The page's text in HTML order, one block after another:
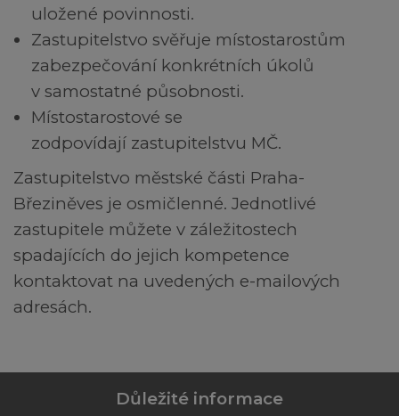
uložené povinnosti.
Zastupitelstvo svěřuje místostarostům
zabezpečování konkrétních úkolů
v samostatné působnosti.
Místostarostové se
zodpovídají zastupitelstvu MČ.
Zastupitelstvo městské části Praha-
Březiněves je osmičlenné. Jednotlivé
zastupitele můžete v záležitostech
spadajících do jejich kompetence
kontaktovat na uvedených e-mailových
adresách.
Důležité informace